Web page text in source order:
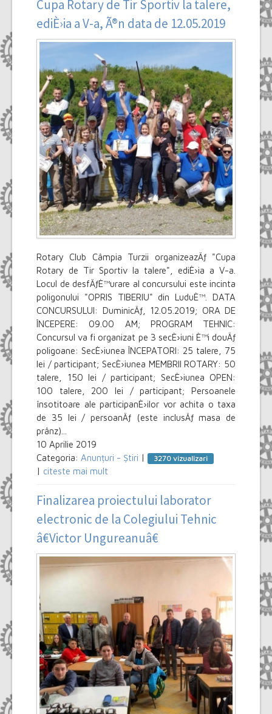
Cupa Rotary de Tir Sportiv la talere,
ediÈ›ia a V-a, Ã®n data de 12.05.2019
Rotary Club Câmpia Turzii organizeazÄƒ "Cupa
Rotary de Tir Sportiv la talere", ediÈ›ia a V-a.
Locul de desfÄƒÈ™urare al concursului este incinta
poligonului "OPRIS TIBERIU" din LuduÈ™. DATA
CONCURSULUI: DuminicÄƒ, 12.05.2019; ORA DE
ÎNCEPERE: 09.00 AM; PROGRAM TEHNIC:
Concursul va fi organizat pe 3 secÈ›iuni È™i douÄƒ
poligoane: SecÈ›iunea ÎNCEPATORI: 25 talere, 75
lei / participant; SecÈ›iunea MEMBRII ROTARY: 50
talere, 150 lei / participant; SecÈ›iunea OPEN:
100 talere, 200 lei / participant; Persoanele
însotitoare ale participanÈ›ilor vor achita o taxa
de 35 lei / persoanÄƒ (este inclusÄƒ masa de
prânz)...
10 Aprilie 2019
Categoria: Anunțuri - Știri | 3270 vizualizari
| citeste mai mult
Finalizarea proiectului laborator
electronic de la Colegiului Tehnic
â€Victor Ungureanuâ€